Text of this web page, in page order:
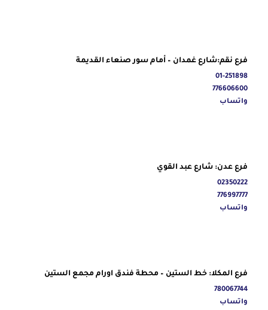
فرع نقم:شارع غمدان – أمام سور صنعاء القديمة
01-251898
776606600
واتساب
فرع عدن: شارع عبد القوي
02350222
776997777
واتساب
فرع المكلا: خط الستين – محطة فندق اورام مجمع الستين
780067744
واتساب